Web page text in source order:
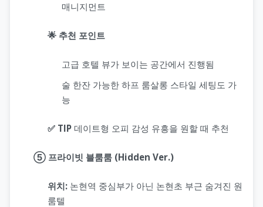
매니지먼트
🌟 추천 포인트
고급 호텔 뷰가 보이는 공간에서 진행됨
술 한잔 가능한 하프 룸살롱 스타일 세팅도 가
능
✅ TIP 데이트형 오피 감성 유흥을 원할 때 추천
⑤ 프라이빗 블룸룸 (Hidden Ver.)
위치: 논현역 중심부가 아닌 논현초 부근 숨겨진 원
룸텔